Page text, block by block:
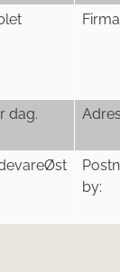
dag.
by: